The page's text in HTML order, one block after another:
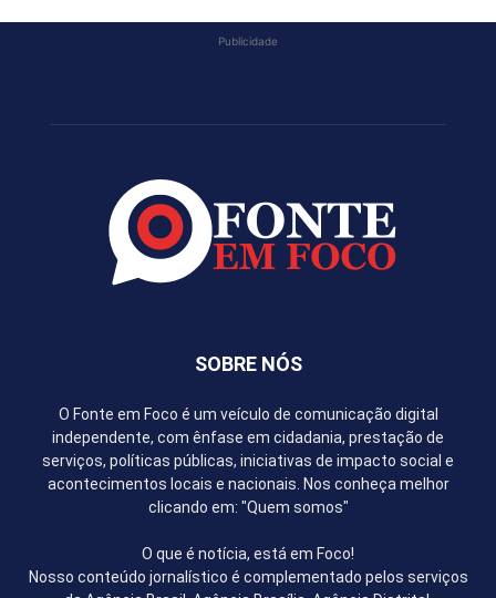
Publicidade
SOBRE NÓS
O Fonte em Foco é um veículo de comunicação digital
independente, com ênfase em cidadania, prestação de
serviços, políticas públicas, iniciativas de impacto social e
acontecimentos locais e nacionais. Nos conheça melhor
clicando em: "Quem somos"
O que é notícia, está em Foco!
Nosso conteúdo jornalístico é complementado pelos serviços